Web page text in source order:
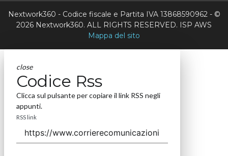
Nextwork360 - Codice fiscale e Partita IVA 13868590962 - ©
2026 Nextwork360. ALL RIGHTS RESERVED. ISP AWS
Mappa del sito
close
Codice Rss
Clicca sul pulsante per copiare il link RSS negli
appunti.
RSS link